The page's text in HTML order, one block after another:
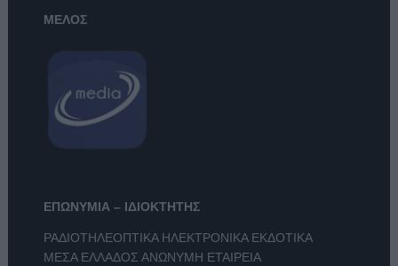
ΜΕΛΟΣ
ΕΠΩΝΥΜΙΑ – ΙΔΙΟΚΤΗΤΗΣ
ΡΑΔΙΟΤΗΛΕΟΠΤΙΚΑ ΗΛΕΚΤΡΟΝΙΚΑ ΕΚΔΟΤΙΚΑ
ΜΕΣΑ ΕΛΛΑΔΟΣ ΑΝΩΝΥΜΗ ΕΤΑΙΡΕΙΑ